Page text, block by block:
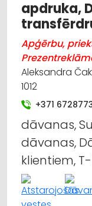
apdruka,
Apģērbu,
Aleksandra
1012
+371
dāvanas,
dāvanas,
klientiem,